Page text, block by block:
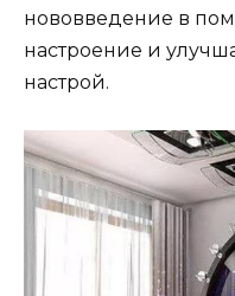
нововведение в
настроение и
настрой.